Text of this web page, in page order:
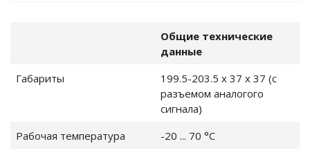
Общие технические
данные
Габариты
199.5-203.5 x 37 x 37 (с
разъемом аналогого
сигнала)
Рабочая температура
-20 ... 70 °C